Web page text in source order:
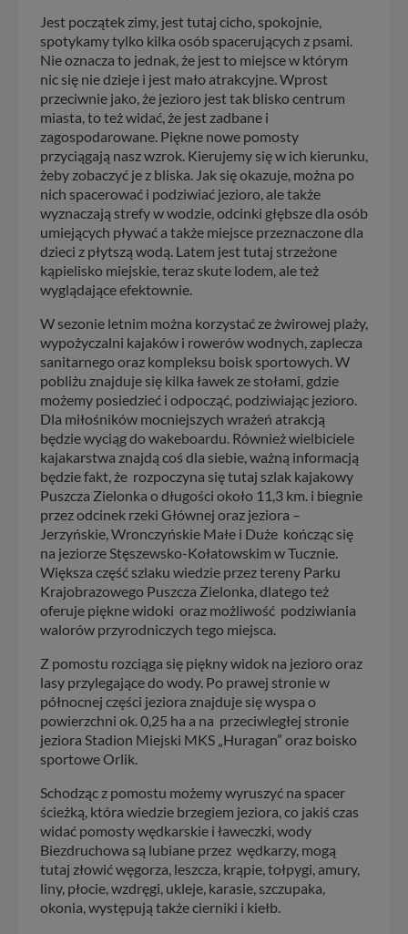
Jest początek zimy, jest tutaj cicho, spokojnie,
spotykamy tylko kilka osób spacerujących z psami.
Nie oznacza to jednak, że jest to miejsce w którym
nic się nie dzieje i jest mało atrakcyjne. Wprost
przeciwnie jako, że jezioro jest tak blisko centrum
miasta, to też widać, że jest zadbane i
zagospodarowane. Piękne nowe pomosty
przyciągają nasz wzrok. Kierujemy się w ich kierunku,
żeby zobaczyć je z bliska. Jak się okazuje, można po
nich spacerować i podziwiać jezioro, ale także
wyznaczają strefy w wodzie, odcinki głębsze dla osób
umiejących pływać a także miejsce przeznaczone dla
dzieci z płytszą wodą. Latem jest tutaj strzeżone
kąpielisko miejskie, teraz skute lodem, ale też
wyglądające efektownie.
W sezonie letnim można korzystać ze żwirowej plaży,
wypożyczalni kajaków i rowerów wodnych, zaplecza
sanitarnego oraz kompleksu boisk sportowych. W
pobliżu znajduje się kilka ławek ze stołami, gdzie
możemy posiedzieć i odpocząć, podziwiając jezioro.
Dla miłośników mocniejszych wrażeń atrakcją
będzie wyciąg do wakeboardu. Również wielbiciele
kajakarstwa znajdą coś dla siebie, ważną informacją
będzie fakt, że rozpoczyna się tutaj szlak kajakowy
Puszcza Zielonka o długości około 11,3 km. i biegnie
przez odcinek rzeki Głównej oraz jeziora –
Jerzyńskie, Wronczyńskie Małe i Duże kończąc się
na jeziorze Stęszewsko-Kołatowskim w Tucznie.
Większa część szlaku wiedzie przez tereny Parku
Krajobrazowego Puszcza Zielonka, dlatego też
oferuje piękne widoki oraz możliwość podziwiania
walorów przyrodniczych tego miejsca.
Z pomostu rozciąga się piękny widok na jezioro oraz
lasy przylegające do wody. Po prawej stronie w
północnej części jeziora znajduje się wyspa o
powierzchni ok. 0,25 ha a na przeciwległej stronie
jeziora Stadion Miejski MKS „Huragan” oraz boisko
sportowe Orlik.
Schodząc z pomostu możemy wyruszyć na spacer
ścieżką, która wiedzie brzegiem jeziora, co jakiś czas
widać pomosty wędkarskie i ławeczki, wody
Biezdruchowa są lubiane przez wędkarzy, mogą
tutaj złowić węgorza, leszcza, krąpie, tołpygi, amury,
liny, płocie, wzdręgi, ukleje, karasie, szczupaka,
okonia, występują także cierniki i kiełb.